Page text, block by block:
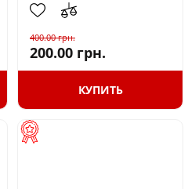
400.00грн.
200.00 грн.
КУПИТЬ